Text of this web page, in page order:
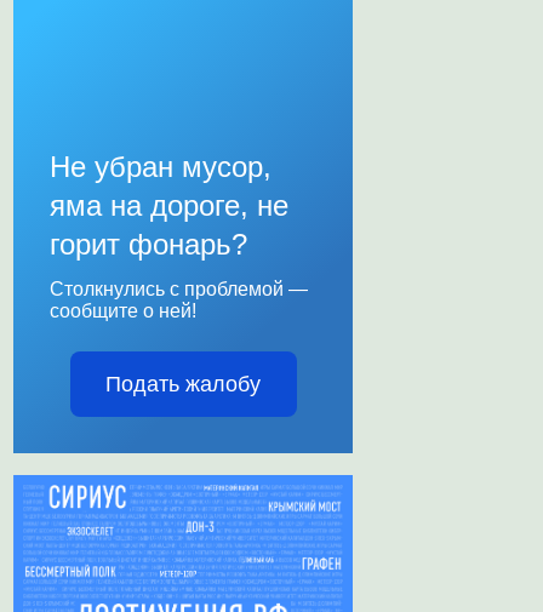
Не убран мусор,
яма на дороге, не
горит фонарь?
Столкнулись с проблемой —
сообщите о ней!
Подать жалобу